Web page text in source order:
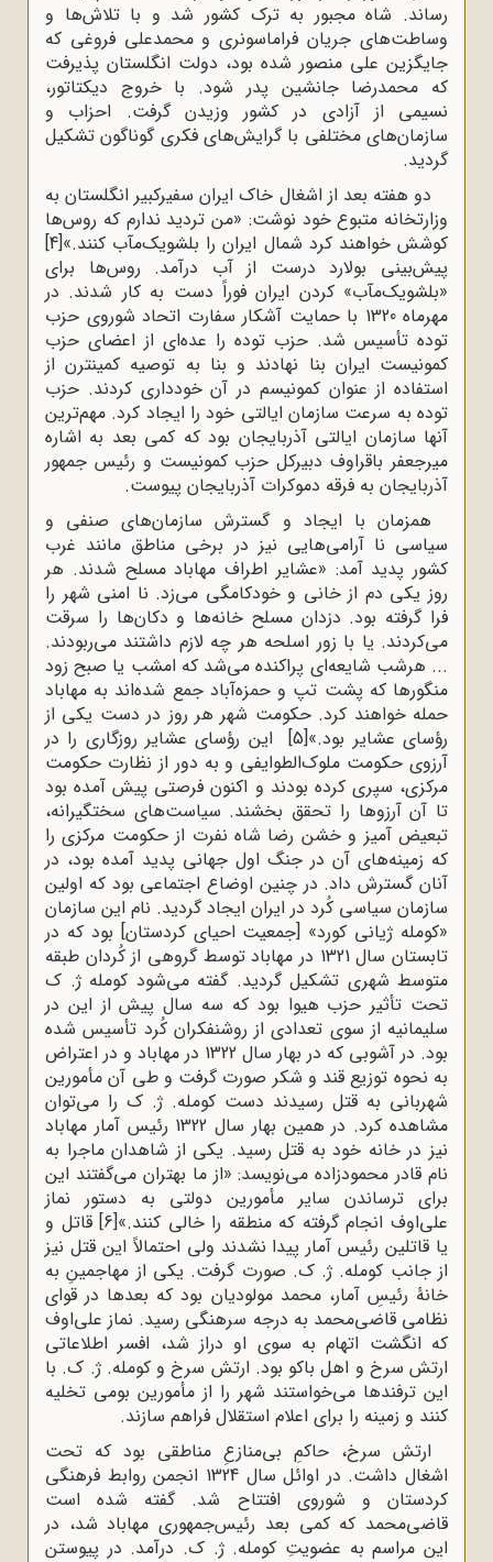
رساند. شاه مجبور به ترک کشور شد و با تلاش‌ها و
وساطت‌های جریان فراماسونری و محمدعلی فروغی که
جایگزین علی منصور شده بود، دولت انگلستان پذیرفت
که محمدرضا جانشین پدر شود. با خروج دیکتاتور،
نسیمی از آزادی در کشور وزیدن گرفت. احزاب و
سازمان‌های مختلفی با گرایش‌های فکری گوناگون تشکیل
گردید.
دو هفته بعد از اشغال خاک ایران سفیرکبیر انگلستان به
وزارتخانه متبوع خود نوشت: «من تردید ندارم که روس‌ها
کوشش خواهند کرد شمال ایران را بلشویک‌مآب کنند.»[4]
پیش‌بینی بولارد درست از آب درآمد. روس‌ها برای
«بلشویک‌مآب» کردن ایران فوراً دست به کار شدند. در
مهرماه 1320 با حمایت آشکار سفارت اتحاد شوروی حزب
توده تأسیس شد. حزب توده را عده‌ای از اعضای حزب
کمونیست ایران بنا نهادند و بنا به توصیه کمینترن از
استفاده از عنوان کمونیسم در آن خودداری کردند. حزب
توده به سرعت سازمان ایالتی خود را ایجاد کرد. مهم‌ترین
آنها سازمان ایالتی آذربایجان بود که کمی بعد به اشاره
میرجعفر باقراوف دبیرکل حزب کمونیست و رئیس جمهور
آذربایجان به فرقه دموکرات آذربایجان پیوست.
همزمان با ایجاد و گسترش سازمان‌های صنفی و
سیاسی نا آرامی‌هایی نیز در برخی مناطق مانند غرب
کشور پدید آمد: «عشایر اطراف مهاباد مسلح شدند. هر
روز یکی دم از خانی و خودکامگی می‌زد. نا امنی شهر را
فرا گرفته بود. دزدان مسلح خانه‌ها و دکان‌ها را سرقت
می‌کردند. یا با زور اسلحه هر چه لازم داشتند می‌ربودند.
... هرشب شایعه‌ای پراکنده می‌شد که امشب یا صبح زود
منگورها که پشت تپ و حمزه‌آباد جمع شده‌اند به مهاباد
حمله خواهند کرد. حکومت شهر هر روز در دست یکی از
رؤسای عشایر بود.»[5] این رؤسای عشایر روزگاری را در
آرزوی حکومت ملوک‌الطوایفی و به دور از نظارت حکومت
مرکزی، سپری کرده بودند و اکنون فرصتی پیش آمده بود
تا آن آرزوها را تحقق بخشند. سیاست‌های سختگیرانه،
تبعیض آمیز و خشن رضا شاه نفرت از حکومت مرکزی را
که زمینه‌های آن در جنگ اول جهانی پدید آمده بود، در
آنان گسترش داد. در چنین اوضاع اجتماعی بود که اولین
سازمان سیاسی کُرد در ایران ایجاد گردید. نام این سازمان
«کومله ژیانی کورد» [جمعیت احیای کردستان] بود که در
تابستان سال 1321 در مهاباد توسط گروهی از کُردان طبقه
متوسط شهری تشکیل گردید. گفته می‌شود کومله ژ. ک
تحت تأثیر حزب هیوا بود که سه سال پیش از این در
سلیمانیه از سوی تعدادی از روشنفکران کُرد تأسیس شده
بود. در آشوبی که در بهار سال 1322 در مهاباد و در اعتراض
به نحوه توزیع قند و شکر صورت گرفت و طی آن مأمورین
شهربانی به قتل رسیدند دست کومله. ژ. ک را می‌توان
مشاهده کرد. در همین بهار سال 1322 رئیس آمار مهاباد
نیز در خانه خود به قتل رسید. یکی از شاهدان ماجرا به
نام قادر محمودزاده می‌نویسد: «از ما بهتران می‌گفتند این
برای ترساندن سایر مأمورین دولتی به دستور نماز
علی‌اوف انجام گرفته که منطقه را خالی کنند.»[6] قاتل و
یا قاتلین رئیس آمار پیدا نشدند ولی احتمالاً این قتل نیز
از جانب کومله. ژ. ک. صورت گرفت. یکی از مهاجمینِ به
خانۀ رئیسِ آمار، محمد مولودیان بود که بعدها در قوای
نظامی قاضی‌محمد به درجه سرهنگی رسید. نماز علی‌اوف
که انگشت اتهام به سوی او دراز شد، افسر اطلاعاتی
ارتش سرخ و اهل باکو بود. ارتش سرخ و کومله. ژ. ک. با
این ترفندها می‌خواستند شهر را از مأمورین بومی تخلیه
کنند و زمینه را برای اعلام استقلال فراهم سازند.
ارتش سرخ، حاکمِ بی‌منازعِ مناطقی بود که تحت
اشغال داشت. در اوائل سال 1324 انجمن روابط فرهنگی
کردستان و شوروی افتتاح شد. گفته شده است
قاضی‌محمد که کمی بعد رئیس‌جمهوری مهاباد شد، در
این مراسم به عضویتِ کومله. ژ. ک. درآمد. در پیوستن